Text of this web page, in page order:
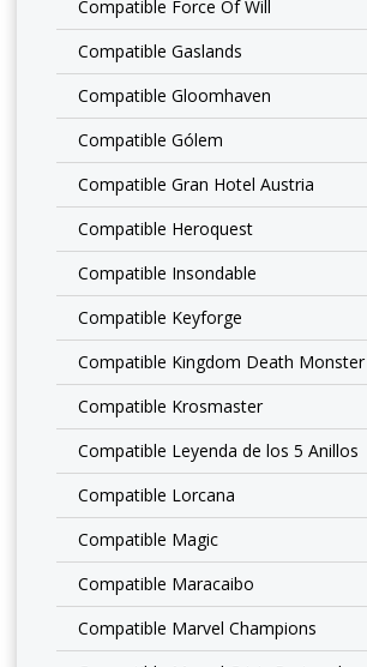
Compatible Force Of Will
Compatible Gaslands
Compatible Gloomhaven
Compatible Gólem
Compatible Gran Hotel Austria
Compatible Heroquest
Compatible Insondable
Compatible Keyforge
Compatible Kingdom Death Monster
Compatible Krosmaster
Compatible Leyenda de los 5 Anillos
Compatible Lorcana
Compatible Magic
Compatible Maracaibo
Compatible Marvel Champions